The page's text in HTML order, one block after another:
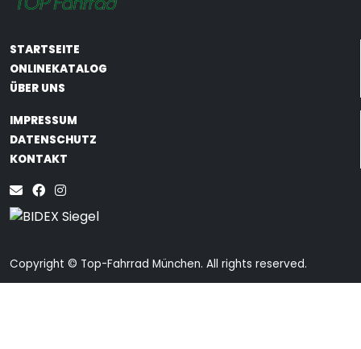
STARTSEITE
ONLINEKATALOG
ÜBER UNS
IMPRESSUM
DATENSCHUTZ
KONTAKT
Copyright © Top-Fahrrad München. All rights reserved.